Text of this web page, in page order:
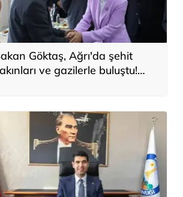
Göktaş, Ağrı'da şehit
ve gazilerle buluştu!